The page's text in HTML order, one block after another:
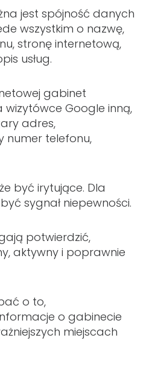
jest spójność danych
wszystkim o nazwę,
stronę internetową,
usług.
gabinet
wizytówce Google inną,
adres,
numer telefonu,
być irytujące. Dla
sygnał niepewności.
potwierdzić,
aktywny i poprawnie
o to,
o gabinecie
miejscach